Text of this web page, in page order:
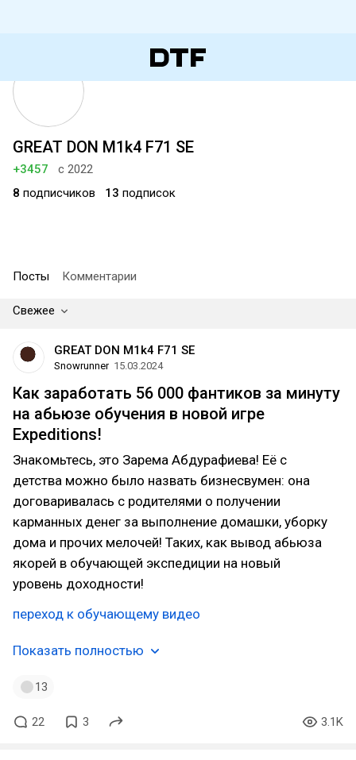
GREAT DON M1k4 F71 SE
+3457
с 2022
8 подписчиков 13 подписок
Посты Комментарии
Свежее
GREAT DON M1k4 F71 SE
Snowrunner 15.03.2024
Как заработать 56 000 фантиков за минуту
на абьюзе обучения в новой игре
Expeditions!
Знакомьтесь, это Зарема Абдурафиева! Её с
детства можно было назвать бизнесвумен: она
договаривалась с родителями о получении
карманных денег за выполнение домашки, уборку
дома и прочих мелочей! Таких, как вывод абьюза
якорей в обучающей экспедиции на новый
уровень доходности!
переход к обучающему видео
Показать полностью
13
22 3 3.1K